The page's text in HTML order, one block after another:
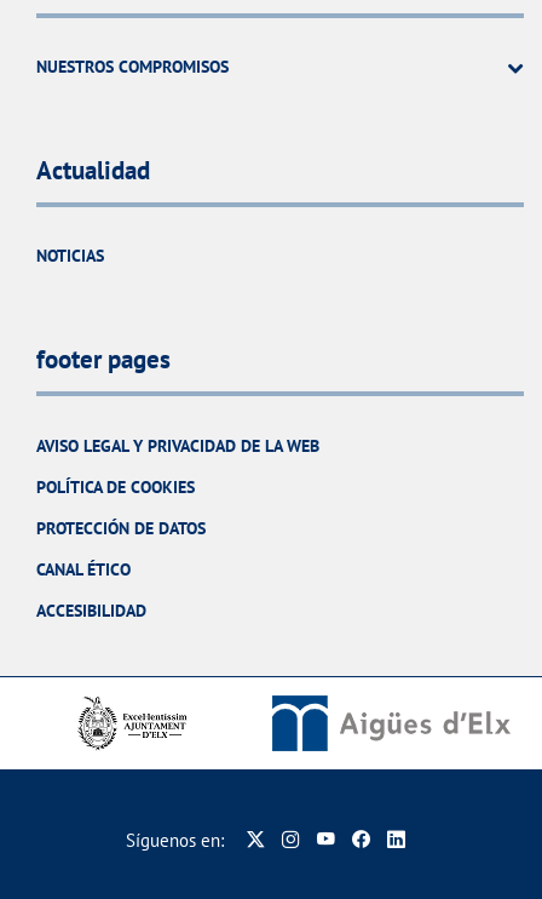
NUESTROS COMPROMISOS
Actualidad
NOTICIAS
footer pages
AVISO LEGAL Y PRIVACIDAD DE LA WEB
POLÍTICA DE COOKIES
PROTECCIÓN DE DATOS
CANAL ÉTICO
ACCESIBILIDAD
Síguenos en: